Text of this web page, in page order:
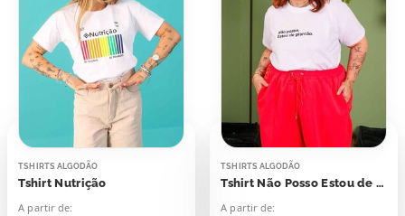
TSHIRTS ALGODÃO
Tshirt Nutrição
A partir de:
TSHIRTS ALGODÃO
Tshirt Não Posso Estou de Plantão
A partir de: